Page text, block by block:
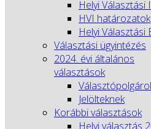
Helyi Választási
HVI határozatok
Helyi Választási
Választási ügyintézés
2024. évi általános
választások
Jelölteknek
Korábbi választások
Helyi választás